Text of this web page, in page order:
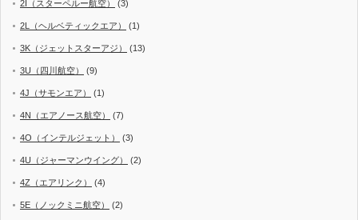
2I（スターペルー航空） (3)
2L（ヘルベティックエア） (1)
3K（ジェットスターアジ） (13)
3U（四川航空） (9)
4J（サモンエア） (1)
4N（エアノース航空） (7)
4O（インテルジェット） (3)
4U（ジャーマンウイング） (2)
4Z（エアリンク） (4)
5E（ノックミニ航空） (2)